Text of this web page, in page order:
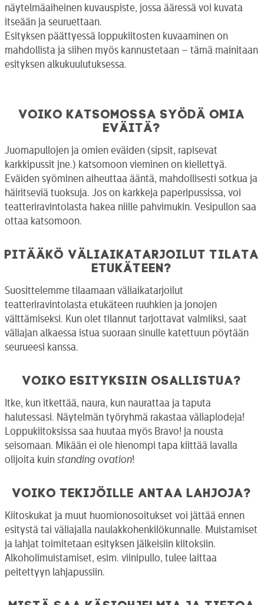
näytelmäaiheinen kuvauspiste, jossa ääressä voi kuvata
itseään ja seuruettaan.
Esityksen päättyessä loppukiitosten kuvaaminen on
mahdollista ja siihen myös kannustetaan – tämä mainitaan
esityksen alkukuulutuksessa.
Voiko katsomossa syödä omia
eväitä?
Juomapullojen ja omien eväiden (sipsit, rapisevat
karkkipussit jne.) katsomoon vieminen on kiellettyä.
Eväiden syöminen aiheuttaa ääntä, mahdollisesti sotkua ja
häiritseviä tuoksuja. Jos on karkkeja paperipussissa, voi
teatteriravintolasta hakea niille pahvimukin. Vesipullon saa
ottaa katsomoon.
Pitääkö väliaikatarjoilut tilata
etukäteen?
Suosittelemme tilaamaan väliaikatarjoilut
teatteriravintolasta etukäteen ruuhkien ja jonojen
välttämiseksi. Kun olet tilannut tarjottavat valmiiksi, saat
väliajan alkaessa istua suoraan sinulle katettuun pöytään
seurueesi kanssa.
Voiko esityksiin osallistua?
Itke, kun itkettää, naura, kun naurattaa ja taputa
halutessasi. Näytelmän työryhmä rakastaa väliaplodeja!
Loppukiitoksissa saa huutaa myös Bravo! ja nousta
seisomaan. Mikään ei ole hienompi tapa kiittää lavalla
olijoita kuin standing ovation!
Voiko tekijöille antaa lahjoja?
Kiitoskukat ja muut huomionosoitukset voi jättää ennen
esitystä tai väliajalla naulakkohenkilökunnalle. Muistamiset
ja lahjat toimitetaan esityksen jälkeisiin kiitoksiin.
Alkoholimuistamiset, esim. viinipullo, tulee laittaa
peitettyyn lahjapussiin.